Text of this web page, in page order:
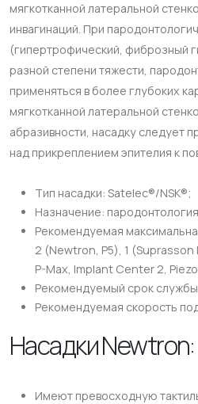
мягкотканной латеральной
инвагинаций. При
(гипертрофический, фиброзный
разной степени тяжести,
применяться в более глубоких
мягкотканной латеральной
абразивности, насадку следует
над прикреплением эпителия к
Тип насадки: Satelec®/NSK®;
Назначение:
Рекомендуемая
2 (Newtron, P5), 1
P-Max, Implant Center 2,
Рекомендуемый срок
Рекомендуемая скорость
Насадки Newtron:
Имеют превосходную